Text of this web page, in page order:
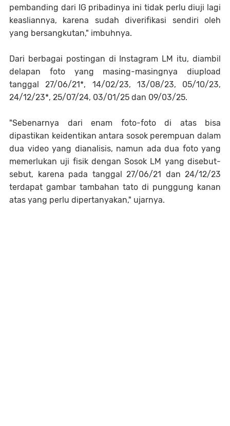
pembanding dari IG pribadinya ini tidak perlu diuji lagi
keasliannya, karena sudah diverifikasi sendiri oleh
yang bersangkutan," imbuhnya.
Dari berbagai postingan di Instagram LM itu, diambil
delapan foto yang masing-masingnya diupload
tanggal 27/06/21*, 14/02/23, 13/08/23, 05/10/23,
24/12/23*, 25/07/24, 03/01/25 dan 09/03/25.
"Sebenarnya dari enam foto-foto di atas bisa
dipastikan keidentikan antara sosok perempuan dalam
dua video yang dianalisis, namun ada dua foto yang
memerlukan uji fisik dengan Sosok LM yang disebut-
sebut, karena pada tanggal 27/06/21 dan 24/12/23
terdapat gambar tambahan tato di punggung kanan
atas yang perlu dipertanyakan," ujarnya.